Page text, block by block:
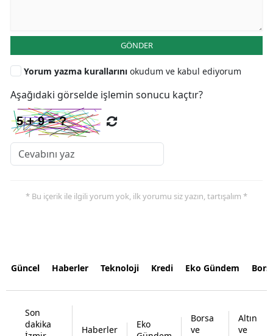
GÖNDER
Yorum yazma kurallarını okudum ve kabul ediyorum
Aşağıdaki görselde işlemin sonucu kaçtır?
* Bu içerik ile ilgili yorum yok, ilk yorumu siz yazın, tartışalım *
Güncel Haberler Teknoloji Kredi Eko Gündem
Son
dakika
Haberler
Eko
Borsa
ve
Altın
ve